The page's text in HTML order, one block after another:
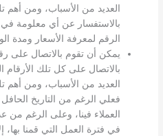
العديد من الأسباب، ومن أهم
بالاستفسار عن أي معلومة في
الرقم لمعرفة الأسعار ومدة
يمكن أن تقوم بالاتصال على
بالاتصال على كل تلك
العديد من الأسباب، ومن أهم
فعلي الرغم من التاريخ
العملاء فينا، وعلى الرغم
في فترة العمل التي قمنا